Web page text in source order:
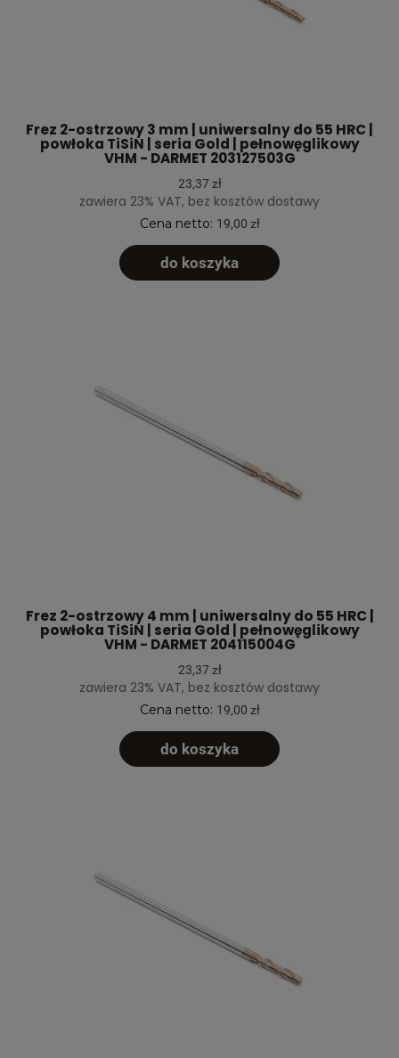
Frez 2-ostrzowy 3 mm | uniwersalny do 55 HRC |
powłoka TiSiN | seria Gold | pełnowęglikowy
VHM - DARMET 203127503G
23,37 zł
zawiera 23% VAT, bez kosztów dostawy
Cena netto: 19,00 zł
do koszyka
Frez 2-ostrzowy 4 mm | uniwersalny do 55 HRC |
powłoka TiSiN | seria Gold | pełnowęglikowy
VHM - DARMET 204115004G
23,37 zł
zawiera 23% VAT, bez kosztów dostawy
Cena netto: 19,00 zł
do koszyka